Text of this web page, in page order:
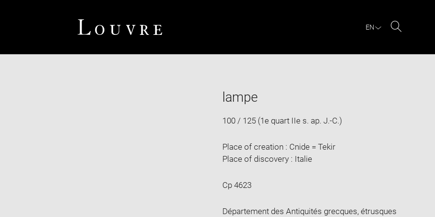
EN
lampe
100 / 125 (1e quart IIe s. ap. J.-C.)
Place of creation : Cnide = Tekir
Place of discovery : Italie
Cp 4623
Département des Antiquités grecques, étrusques